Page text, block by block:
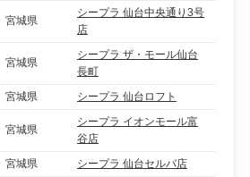
宮城県
シープラ 仙台中央通り3号
店
宮城県
シープラ ザ・モール仙台
長町
宮城県 シープラ 仙台ロフト
宮城県
シープラ イオンモール富
谷店
宮城県 シープラ 仙台セルバ店